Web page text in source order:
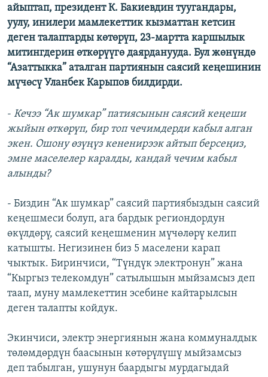
айыптап, президент К. Бакиевдин туугандары,
уулу, инилери мамлекеттик кызматтан кетсин
деген талаптарды көтөрүп, 23-мартта каршылык
митингдерин өткөрүүгө даярданууда. Бул жөнүндө
“Азаттыкка” аталган партиянын саясий кеңешинин
мүчөсү Уланбек Карыпов билдирди.
- Кечээ “Ак шумкар” патиясынын саясий кеңеши
жыйын өткөрүп, бир топ чечимдерди кабыл алган
экен. Ошону өзүңүз кененирээк айтып берсеңиз,
эмне маселелер каралды, кандай чечим кабыл
алынды?
- Биздин “Ак шумкар” саясий партиябыздын саясий
кеңешмеси болуп, ага бардык региондордун
өкүлдөрү, саясий кеңешменин мүчөлөрү келип
катышты. Негизинен биз 5 маселени карап
чыктык. Биринчиси, “Түндүк электронун” жана
“Кыргыз телекомдун” сатылышын мыйзамсыз деп
таап, муну мамлекеттин эсебине кайтарылсын
деген талапты койдук.
Экинчиси, электр энергиянын жана коммуналдык
төлөмдөрдүн баасынын көтөрүлүшү мыйзамсыз
деп табылган, ушунун баардыгы мурдагыдай